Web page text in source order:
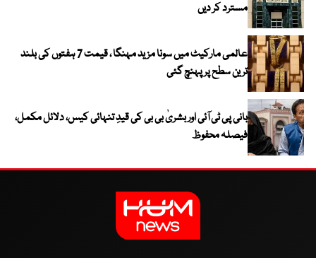
مسترد کر دیں
عالمی مارکیٹ میں سونا مزید مہنگا ، قیمت 7 ہفتوں کی بلند
ترین سطح پر پہنچ گئی
بانی پی ٹی آئی اور بشریٰ بی بی کی قیدِ تنہائی کیس، دلائل مکمل،
فیصلہ محفوظ